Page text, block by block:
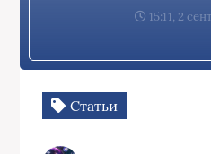
15:11, 2
Статьи